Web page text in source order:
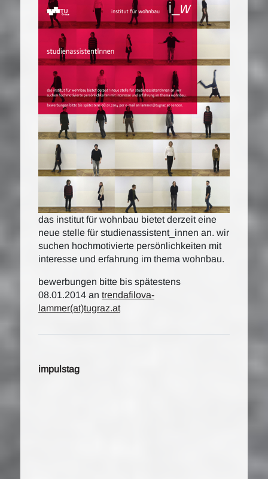
das institut für wohnbau bietet derzeit eine
neue stelle für studienassistent_innen an. wir
suchen hochmotivierte persönlichkeiten mit
interesse und erfahrung im thema wohnbau.
bewerbungen bitte bis spätestens
08.01.2014 an trendafilova-
lammer(at)tugraz.at
impulstag